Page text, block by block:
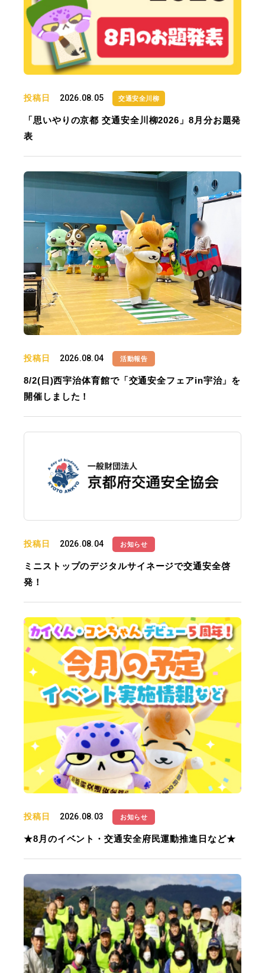
投稿日 2026.08.05 交通安全川柳
「思いやりの京都 交通安全川柳2026」8月分お題発
表
投稿日 2026.08.04 活動報告
8/2(日)西宇治体育館で「交通安全フェアin宇治」を
開催しました！
投稿日 2026.08.04 お知らせ
ミニストップのデジタルサイネージで交通安全啓
発！
投稿日 2026.08.03 お知らせ
★8月のイベント・交通安全府民運動推進日など★